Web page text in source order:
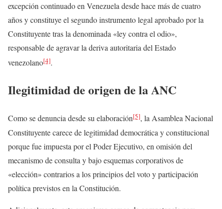
excepción continuado en Venezuela desde hace más de cuatro
años y constituye el segundo instrumento legal aprobado por la
Constituyente tras la denominada «ley contra el odio»,
responsable de agravar la deriva autoritaria del Estado
venezolano[4].
Ilegitimidad de origen de la ANC
Como se denuncia desde su elaboración[5], la Asamblea Nacional
Constituyente carece de legitimidad democrática y constitucional
porque fue impuesta por el Poder Ejecutivo, en omisión del
mecanismo de consulta y bajo esquemas corporativos de
«elección» contrarios a los principios del voto y participación
política previstos en la Constitución.